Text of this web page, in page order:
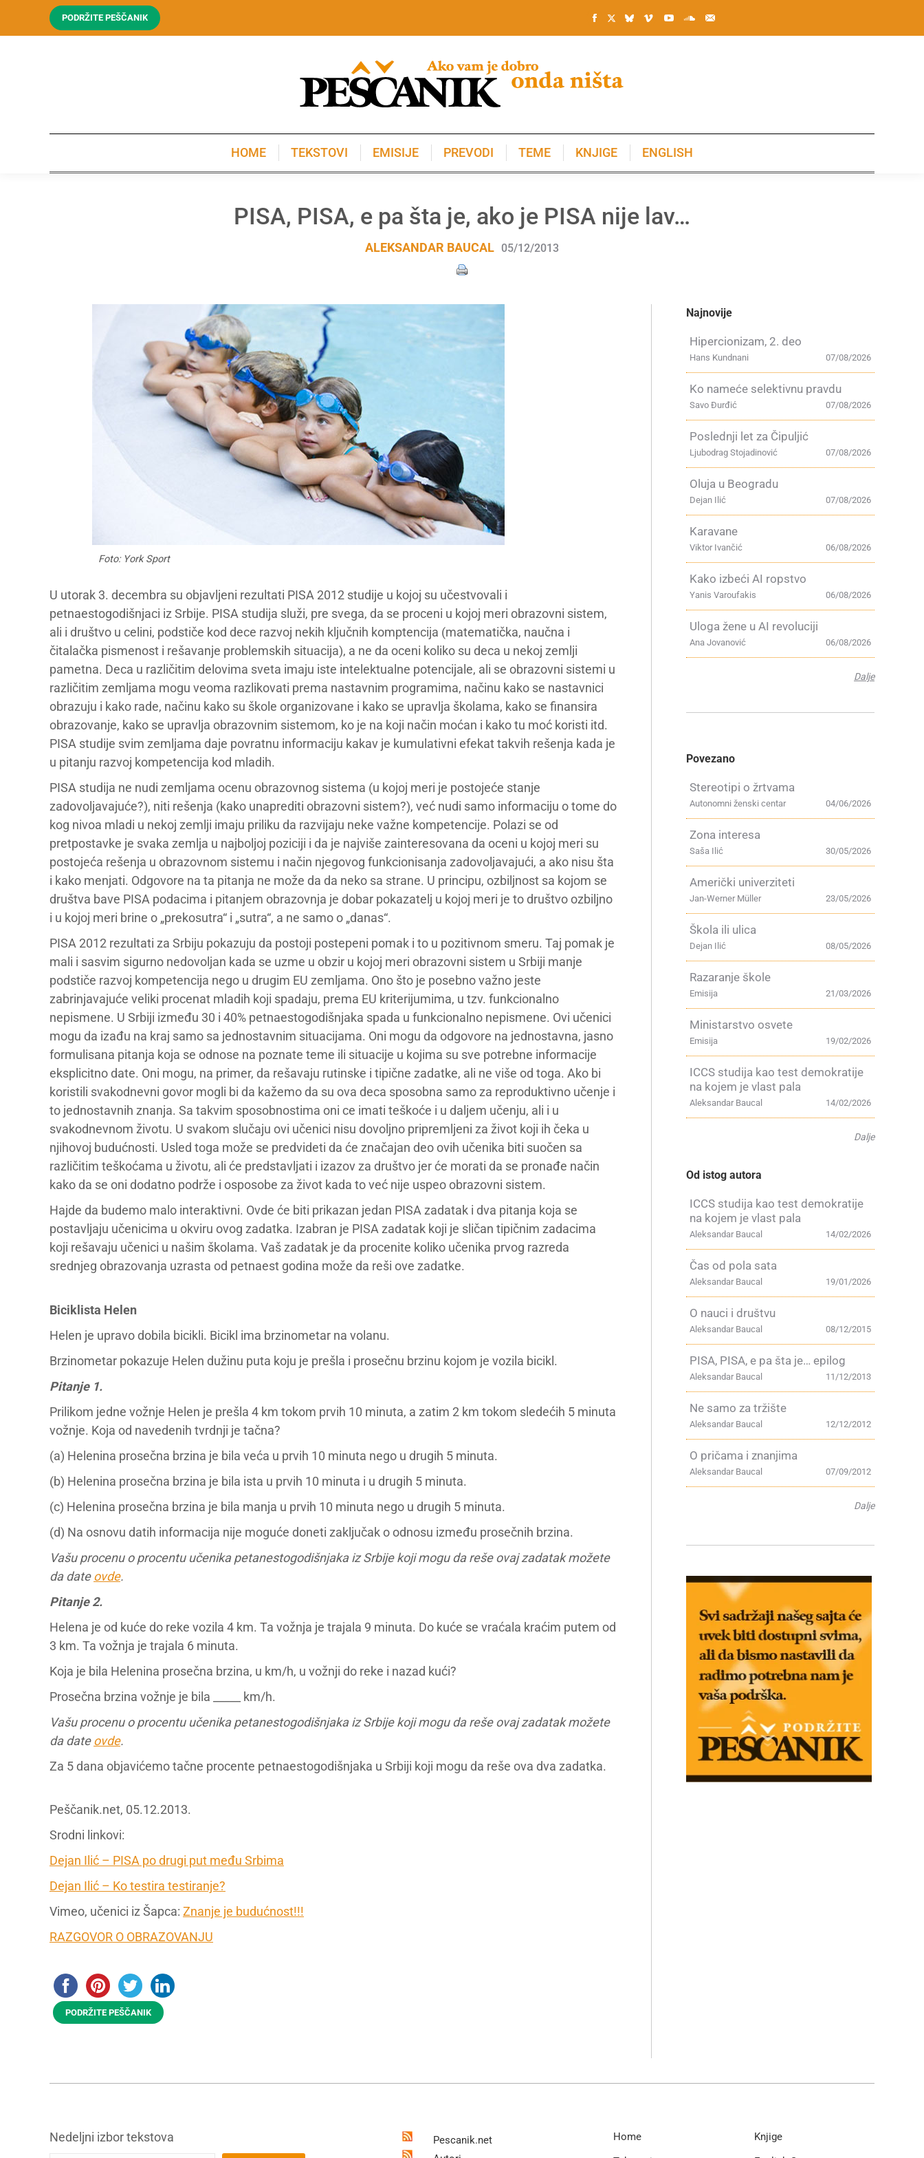
PODRŽITE PEŠČANIK
HOME TEKSTOVI EMISIJE PREVODI TEME KNJIGE ENGLISH
PISA, PISA, e pa šta je, ako je PISA nije lav…
ALEKSANDAR BAUCAL 05/12/2013
Foto: York Sport
U utorak 3. decembra su objavljeni rezultati PISA 2012 studije u kojoj su učestvovali i
petnaestogodišnjaci iz Srbije. PISA studija služi, pre svega, da se proceni u kojoj meri obrazovni sistem,
ali i društvo u celini, podstiče kod dece razvoj nekih ključnih komptencija (matematička, naučna i
čitalačka pismenost i rešavanje problemskih situacija), a ne da oceni koliko su deca u nekoj zemlji
pametna. Deca u različitim delovima sveta imaju iste intelektualne potencijale, ali se obrazovni sistemi u
različitim zemljama mogu veoma razlikovati prema nastavnim programima, načinu kako se nastavnici
obrazuju i kako rade, načinu kako su škole organizovane i kako se upravlja školama, kako se finansira
obrazovanje, kako se upravlja obrazovnim sistemom, ko je na koji način moćan i kako tu moć koristi itd.
PISA studije svim zemljama daje povratnu informaciju kakav je kumulativni efekat takvih rešenja kada je
u pitanju razvoj kompetencija kod mladih.
PISA studija ne nudi zemljama ocenu obrazovnog sistema (u kojoj meri je postojeće stanje
zadovoljavajuće?), niti rešenja (kako unaprediti obrazovni sistem?), već nudi samo informaciju o tome do
kog nivoa mladi u nekoj zemlji imaju priliku da razvijaju neke važne kompetencije. Polazi se od
pretpostavke je svaka zemlja u najboljoj poziciji i da je najviše zainteresovana da oceni u kojoj meri su
postojeća rešenja u obrazovnom sistemu i način njegovog funkcionisanja zadovoljavajući, a ako nisu šta
i kako menjati. Odgovore na ta pitanja ne može da da neko sa strane. U principu, ozbiljnost sa kojom se
društva bave PISA podacima i pitanjem obrazovnja je dobar pokazatelj u kojoj meri je to društvo ozbiljno
i u kojoj meri brine o „prekosutra“ i „sutra“, a ne samo o „danas“.
PISA 2012 rezultati za Srbiju pokazuju da postoji postepeni pomak i to u pozitivnom smeru. Taj pomak je
mali i sasvim sigurno nedovoljan kada se uzme u obzir u kojoj meri obrazovni sistem u Srbiji manje
podstiče razvoj kompetencija nego u drugim EU zemljama. Ono što je posebno važno jeste
zabrinjavajuće veliki procenat mladih koji spadaju, prema EU kriterijumima, u tzv. funkcionalno
nepismene. U Srbiji između 30 i 40% petnaestogodišnjaka spada u funkcionalno nepismene. Ovi učenici
mogu da izađu na kraj samo sa jednostavnim situacijama. Oni mogu da odgovore na jednostavna, jasno
formulisana pitanja koja se odnose na poznate teme ili situacije u kojima su sve potrebne informacije
eksplicitno date. Oni mogu, na primer, da rešavaju rutinske i tipične zadatke, ali ne više od toga. Ako bi
koristili svakodnevni govor mogli bi da kažemo da su ova deca sposobna samo za reproduktivno učenje i
to jednostavnih znanja. Sa takvim sposobnostima oni ce imati teškoće i u daljem učenju, ali i u
svakodnevnom životu. U svakom slučaju ovi učenici nisu dovoljno pripremljeni za život koji ih čeka u
njihovoj budućnosti. Usled toga može se predvideti da će značajan deo ovih učenika biti suočen sa
različitim teškoćama u životu, ali će predstavljati i izazov za društvo jer će morati da se pronađe način
kako da se oni dodatno podrže i osposobe za život kada to već nije uspeo obrazovni sistem.
Hajde da budemo malo interaktivni. Ovde će biti prikazan jedan PISA zadatak i dva pitanja koja se
postavljaju učenicima u okviru ovog zadatka. Izabran je PISA zadatak koji je sličan tipičnim zadacima
koji rešavaju učenici u našim školama. Vaš zadatak je da procenite koliko učenika prvog razreda
srednjeg obrazovanja uzrasta od petnaest godina može da reši ove zadatke.
Biciklista Helen
Helen je upravo dobila bicikli. Bicikl ima brzinometar na volanu.
Brzinometar pokazuje Helen dužinu puta koju je prešla i prosečnu brzinu kojom je vozila bicikl.
Pitanje 1.
Prilikom jedne vožnje Helen je prešla 4 km tokom prvih 10 minuta, a zatim 2 km tokom sledećih 5 minuta
vožnje. Koja od navedenih tvrdnji je tačna?
(a) Helenina prosečna brzina je bila veća u prvih 10 minuta nego u drugih 5 minuta.
(b) Helenina prosečna brzina je bila ista u prvih 10 minuta i u drugih 5 minuta.
(c) Helenina prosečna brzina je bila manja u prvih 10 minuta nego u drugih 5 minuta.
(d) Na osnovu datih informacija nije moguće doneti zaključak o odnosu između prosečnih brzina.
Vašu procenu o procentu učenika petanestogodišnjaka iz Srbije koji mogu da reše ovaj zadatak možete
da dateovde.
Pitanje 2.
Helena je od kuće do reke vozila 4 km. Ta vožnja je trajala 9 minuta. Do kuće se vraćala kraćim putem od
3 km. Ta vožnja je trajala 6 minuta.
Koja je bila Helenina prosečna brzina, u km/h, u vožnji do reke i nazad kući?
Prosečna brzina vožnje je bila _____ km/h.
Vašu procenu o procentu učenika petanestogodišnjaka iz Srbije koji mogu da reše ovaj zadatak možete
da dateovde.
Za 5 dana objavićemo tačne procente petnaestogodišnjaka u Srbiji koji mogu da reše ova dva zadatka.
Peščanik.net, 05.12.2013.
Srodni linkovi:
Dejan Ilić – PISA po drugi put među Srbima
Dejan Ilić – Ko testira testiranje?
Vimeo, učenici iz Šapca: Znanje je budućnost!!!
RAZGOVOR O OBRAZOVANJU
PODRŽITE PEŠČANIK
Najnovije
Hipercionizam, 2. deo
07/08/2026
Hans Kundnani
Ko nameće selektivnu pravdu
07/08/2026
Savo Đurđić
Poslednji let za Čipuljić
07/08/2026
Ljubodrag Stojadinović
Oluja u Beogradu
07/08/2026
Dejan Ilić
Karavane
06/08/2026
Viktor Ivančić
Kako izbeći AI ropstvo
06/08/2026
Yanis Varoufakis
Uloga žene u AI revoluciji
06/08/2026
Ana Jovanović
Dalje
Povezano
Stereotipi o žrtvama
04/06/2026
Autonomni ženski centar
Zona interesa
30/05/2026
Saša Ilić
Američki univerziteti
23/05/2026
Jan-Werner Müller
Škola ili ulica
08/05/2026
Dejan Ilić
Razaranje škole
21/03/2026
Emisija
Ministarstvo osvete
19/02/2026
Emisija
ICCS studija kao test demokratije
na kojem je vlast pala
14/02/2026
Aleksandar Baucal
Dalje
Od istog autora
ICCS studija kao test demokratije
na kojem je vlast pala
14/02/2026
Aleksandar Baucal
Čas od pola sata
19/01/2026
Aleksandar Baucal
O nauci i društvu
08/12/2015
Aleksandar Baucal
PISA, PISA, e pa šta je… epilog
11/12/2013
Aleksandar Baucal
Ne samo za tržište
12/12/2012
Aleksandar Baucal
O pričama i znanjima
07/09/2012
Aleksandar Baucal
Dalje
Nedeljni izbor tekstova
Pescanik.net
Home
Knjige
KNJIGE ENGLISH